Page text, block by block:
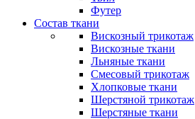
Футер
Состав ткани
Вискозный трикотаж
Вискозные ткани
Льняные ткани
Смесовый трикотаж
Хлопковые ткани
Шерстяной трикотаж
Шерстяные ткани